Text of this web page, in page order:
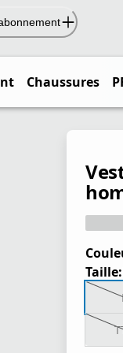
Chaussures
Taille: